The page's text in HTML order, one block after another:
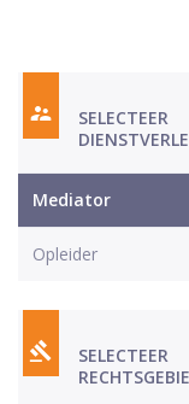
SELECTEER
Mediator
Opleider
SELECTEER